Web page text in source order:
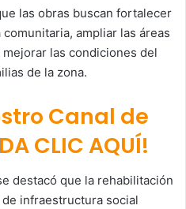
las obras buscan fortalecer
ampliar las áreas
las condiciones del
de la zona.
Canal de
CLIC AQUÍ!
destacó que la rehabilitación
infraestructura social